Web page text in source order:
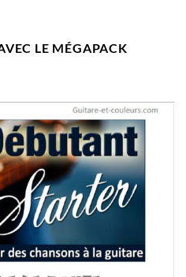
:
LE MÉGAPACK